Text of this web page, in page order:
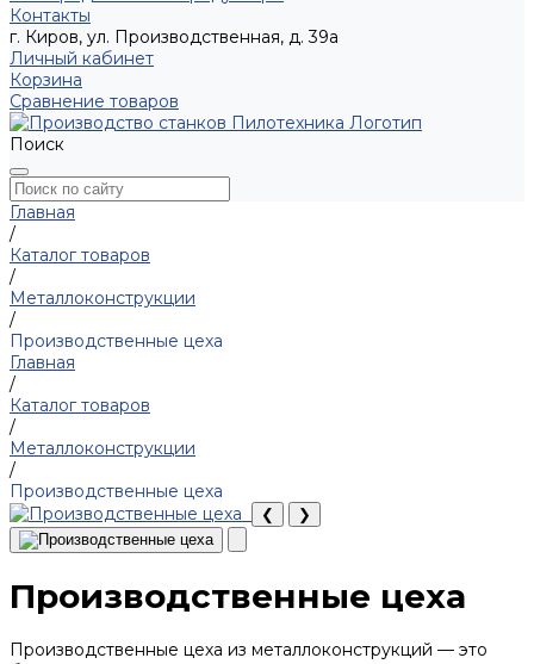
Контакты
г. Киров, ул. Производственная, д. 39а
Личный кабинет
Корзина
Сравнение товаров
Поиск
Главная
/
Каталог товаров
/
Металлоконструкции
/
Производственные цеха
Главная
/
Каталог товаров
/
Металлоконструкции
/
Производственные цеха
❮ ❯
Производственные цеха
Производственные цеха из металлоконструкций — это